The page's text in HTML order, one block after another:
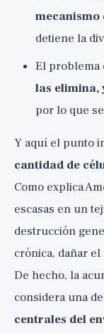
detiene la
El problema
las elimina,
por lo que
Y aquí el punto
cantidad de
Como explica
escasas en un
destrucción
crónica, dañar
De hecho, la
considera una
centrales del